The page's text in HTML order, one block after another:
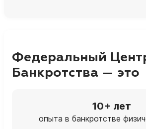
Федеральный
Банкротства — это
10+ лет
опыта в банкротстве